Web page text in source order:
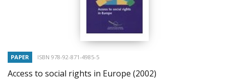
PAPER ISBN 978-92-871-4985-5
Access to social rights in Europe (2002)